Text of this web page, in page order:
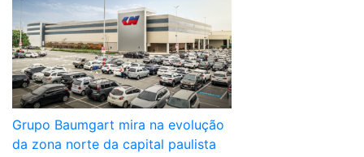
Grupo Baumgart mira na evolução
da zona norte da capital paulista